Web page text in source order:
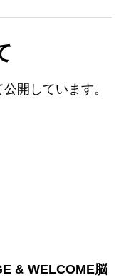
開しています。
& WELCOME脳